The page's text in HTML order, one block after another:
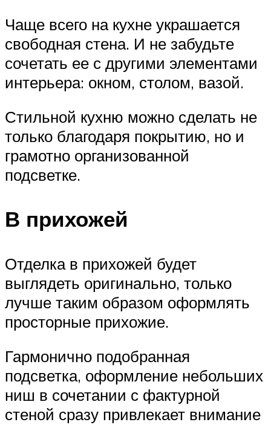
Чаще всего на кухне украшается
свободная стена. И не забудьте
сочетать ее с другими элементами
интерьера: окном, столом, вазой.
Стильной кухню можно сделать не
только благодаря покрытию, но и
грамотно организованной
подсветке.
В прихожей
Отделка в прихожей будет
выглядеть оригинально, только
лучше таким образом оформлять
просторные прихожие.
Гармонично подобранная
подсветка, оформление небольших
ниш в сочетании с фактурной
стеной сразу привлекает внимание